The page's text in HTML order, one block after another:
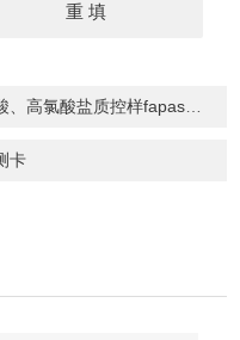
氯酸盐质控样fapas 验证
卡